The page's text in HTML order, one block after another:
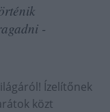
-
Ízelítőnek
közt